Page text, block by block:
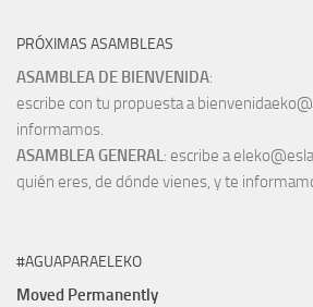
PRÓXIMAS ASAMBLEAS
ASAMBLEA DE BIENVENIDA:
escribe con tu propuesta a
informamos.
ASAMBLEA GENERAL: escribe a
quién eres, de dónde vienes, y te
#AGUAPARAELEKO
Moved Permanently